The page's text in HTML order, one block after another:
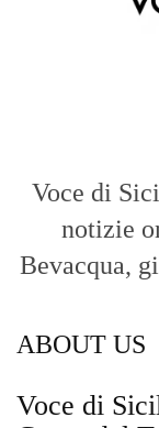
Voce di
notizie
Bevacqua,
ABOUT US
Voce di